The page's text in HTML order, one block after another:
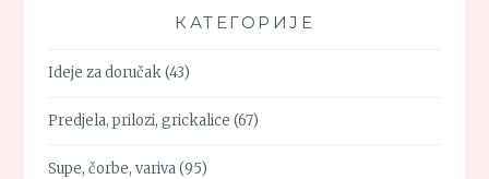
КАТЕГОРИЈЕ
Ideje za doručak(43)
Predjela, prilozi, grickalice (67)
Supe, čorbe, variva(95)